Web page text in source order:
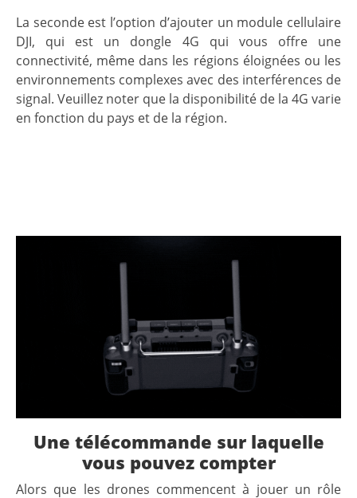
La seconde est l’option d’ajouter un module cellulaire
DJI, qui est un dongle 4G qui vous offre une
connectivité, même dans les régions éloignées ou les
environnements complexes avec des interférences de
signal. Veuillez noter que la disponibilité de la 4G varie
en fonction du pays et de la région.
Une télécommande sur laquelle
vous pouvez compter
Alors que les drones commencent à jouer un rôle